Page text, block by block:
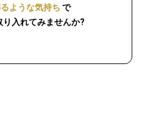
ような気持ち で
入れてみませんか?